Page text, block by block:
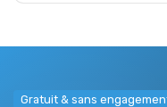
Gratuit & sans